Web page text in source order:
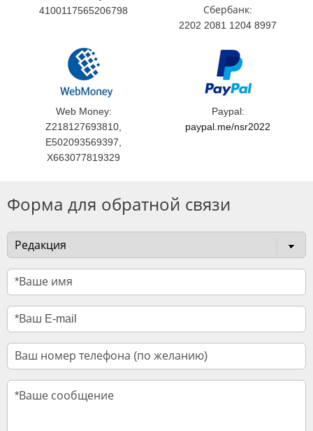
4100117565206798
Сбербанк:
2202 2081 1204 8997
Web Money:
Z218127693810,
E502093569397,
X663077819329
Paypal:
paypal.me/nsr2022
Форма для обратной связи